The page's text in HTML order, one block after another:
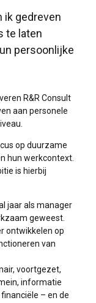
ik gedreven
te laten
persoonlijke
R&R Consult
aan personele
op duurzame
hun werkcontext.
is hierbij
jaar als manager
geweest.
ontwikkelen op
van
voortgezet,
informatie
– en de